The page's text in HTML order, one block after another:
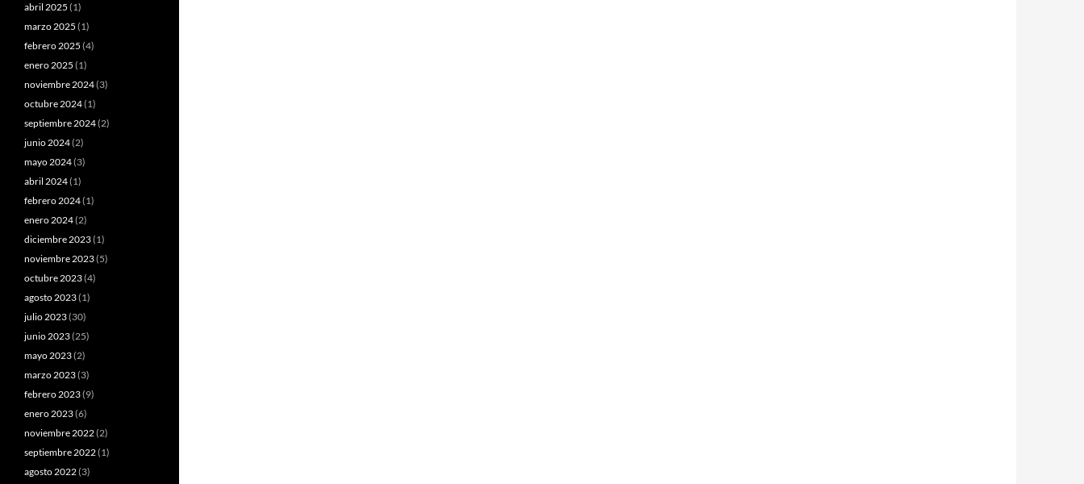
abril 2025 (1)
marzo 2025 (1)
febrero 2025 (4)
enero 2025 (1)
noviembre 2024(3)
octubre 2024(1)
septiembre 2024(2)
junio 2024(2)
mayo 2024(3)
abril 2024(1)
febrero 2024(1)
enero 2024(2)
diciembre 2023(1)
noviembre 2023(5)
octubre 2023(4)
agosto 2023(1)
julio 2023(30)
junio 2023(25)
mayo 2023(2)
marzo 2023(3)
febrero 2023(9)
enero 2023(6)
noviembre 2022(2)
septiembre 2022(1)
agosto 2022(3)